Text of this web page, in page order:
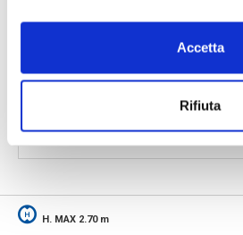
Accetta
Rifiuta
Via Lorenteggio
Stadio San Siro
H. MAX 2.70 m